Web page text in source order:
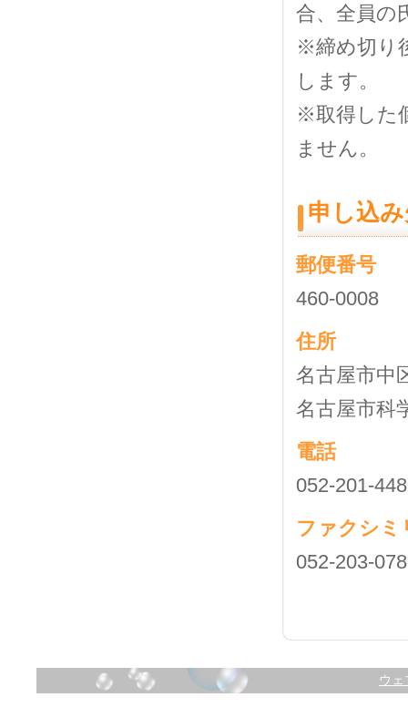
合、全員の
※締め切り
します。
※取得した
ません。
申し込
郵便番号
460-0008
住所
名古屋市中
名古屋市科
電話
052-201-
ファクシミ
052-203-
ウ